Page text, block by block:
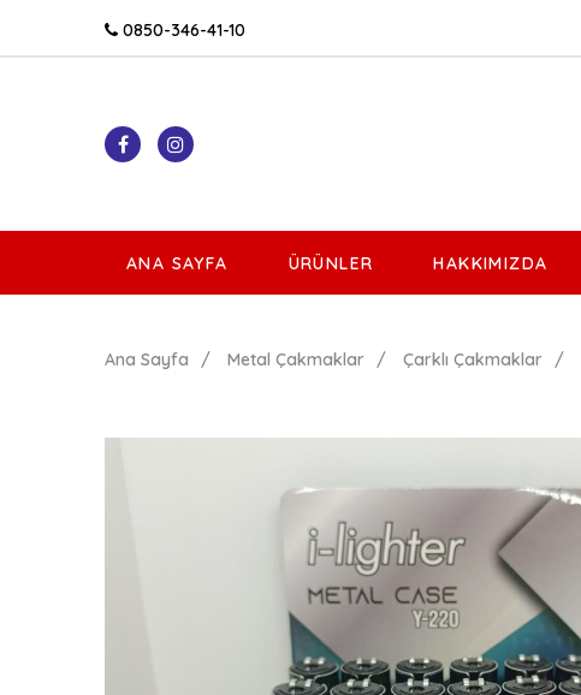
0850-346-41-10
ANA SAYFA ÜRÜNLER HAKKIMIZDA
Ana Sayfa Metal Çakmaklar Çarklı Çakmaklar